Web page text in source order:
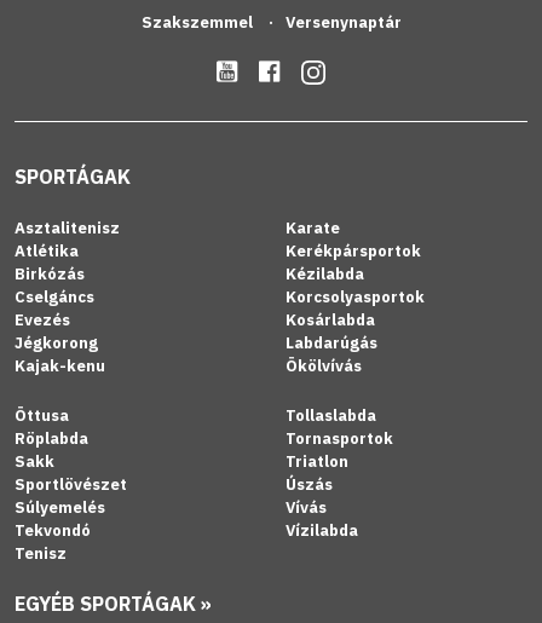
Szakszemmel Versenynaptár
SPORTÁGAK
Asztalitenisz
Atlétika
Birkózás
Cselgáncs
Evezés
Jégkorong
Kajak-kenu
Karate
Kerékpársportok
Kézilabda
Korcsolyasportok
Kosárlabda
Labdarúgás
Ökölvívás
Öttusa
Röplabda
Sakk
Sportlövészet
Súlyemelés
Tekvondó
Tenisz
Tollaslabda
Tornasportok
Triatlon
Úszás
Vívás
Vízilabda
EGYÉB SPORTÁGAK »